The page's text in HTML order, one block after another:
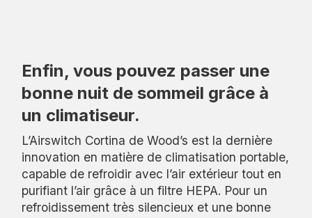
Enfin, vous pouvez passer une
bonne nuit de sommeil grâce à
un climatiseur.
L’Airswitch Cortina de Wood’s est la dernière
innovation en matière de climatisation portable,
capable de refroidir avec l’air extérieur tout en
purifiant l’air grâce à un filtre HEPA. Pour un
refroidissement très silencieux et une bonne